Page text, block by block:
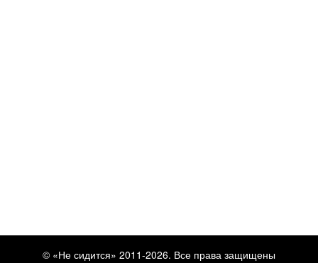
© «Не сидится» 2011-2026. Все права защищены